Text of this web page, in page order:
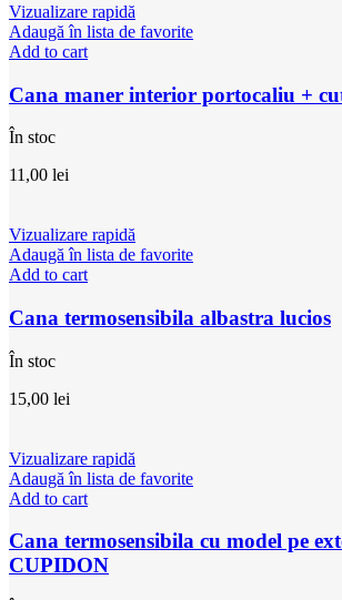
Vizualizare rapidă
Adaugă în lista de favorite
Add to cart
Cana maner interior portocaliu +
În stoc
11,00 lei
Vizualizare rapidă
Adaugă în lista de favorite
Add to cart
Cana termosensibila albastra lucios
În stoc
15,00 lei
Vizualizare rapidă
Adaugă în lista de favorite
Add to cart
Cana termosensibila cu model pe
CUPIDON